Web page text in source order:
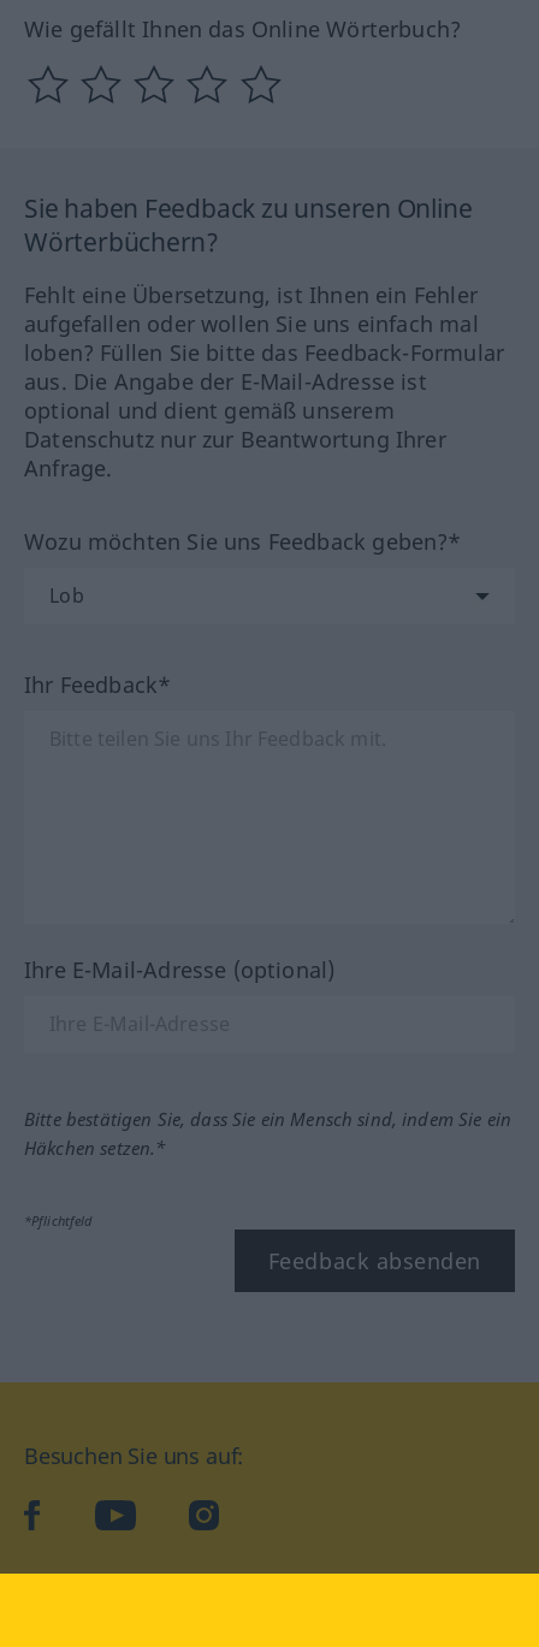
Wie gefällt Ihnen das Online Wörterbuch?
Sie haben Feedback zu unseren Online
Wörterbüchern?
Fehlt eine Übersetzung, ist Ihnen ein Fehler
aufgefallen oder wollen Sie uns einfach mal
loben? Füllen Sie bitte das Feedback-Formular
aus. Die Angabe der E-Mail-Adresse ist
optional und dient gemäß unserem
Datenschutz nur zur Beantwortung Ihrer
Anfrage.
Wozu möchten Sie uns Feedback geben?*
Ihr Feedback*
Ihre E-Mail-Adresse (optional)
Bitte bestätigen Sie, dass Sie ein Mensch sind, indem Sie ein
Häkchen setzen.*
*Pflichtfeld
Feedback absenden
Besuchen Sie uns auf:
facebookYouTube Instagram